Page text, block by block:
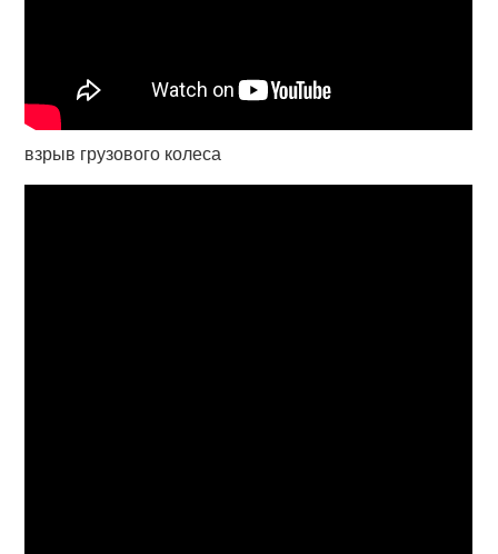
взрыв грузового колеса